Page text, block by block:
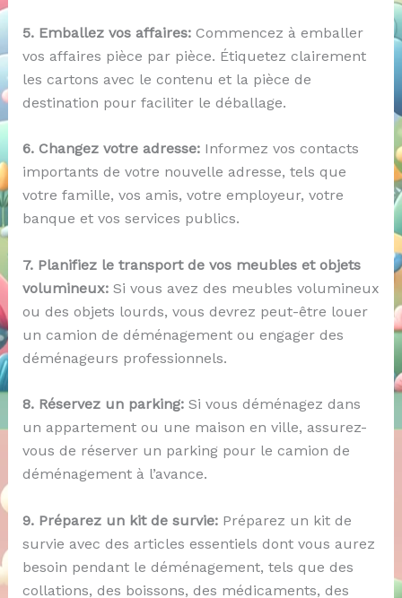
5. Emballez vos affaires:Commencez à emballer
vos affaires pièce par pièce. Étiquetez clairement
les cartons avec le contenu et la pièce de
destination pour faciliter le déballage.
6. Changez votre adresse:Informez vos contacts
importants de votre nouvelle adresse, tels que
votre famille, vos amis, votre employeur, votre
banque et vos services publics.
7. Planifiez le transport de vos meubles et objets
volumineux:Si vous avez des meubles volumineux
ou des objets lourds, vous devrez peut-être louer
un camion de déménagement ou engager des
déménageurs professionnels.
8. Réservez un parking:Si vous déménagez dans
un appartement ou une maison en ville, assurez-
vous de réserver un parking pour le camion de
déménagement à l’avance.
9. Préparez un kit de survie:Préparez un kit de
survie avec des articles essentiels dont vous aurez
besoin pendant le déménagement, tels que des
collations, des boissons, des médicaments, des